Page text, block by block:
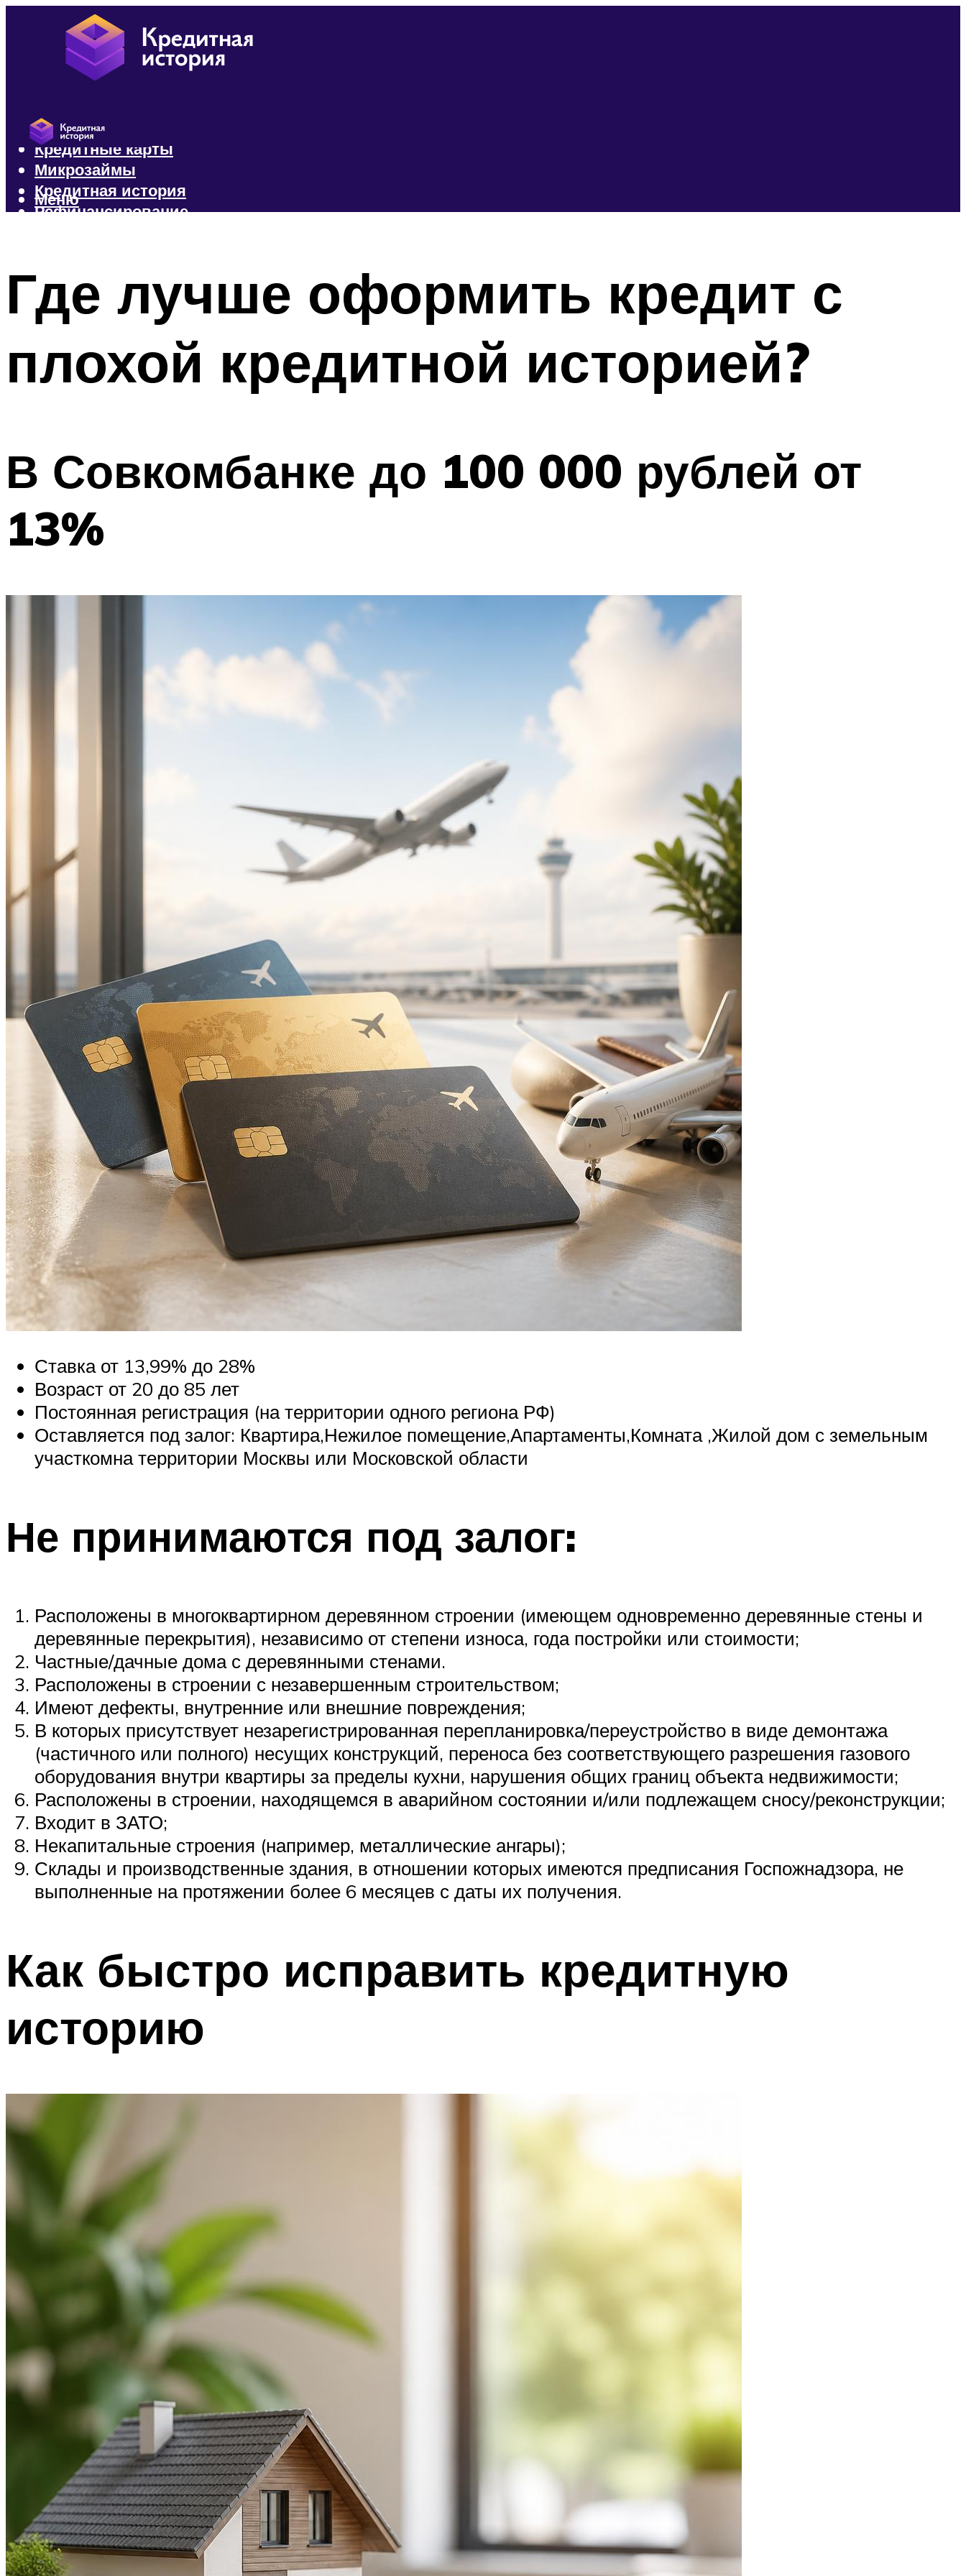
Кредиты
Кредитные карты
Микрозаймы
Кредитная история
Рефинансирование
Меню
Где лучше оформить кредит с
плохой кредитной историей?
В Совкомбанке до 100 000 рублей от
13%
Ставка от 13,99% до 28%
Возраст от 20 до 85 лет
Постоянная регистрация (на территории одного региона РФ)
Оставляется под залог: Квартира,Нежилое помещение,Апартаменты,Комната ,Жилой дом с земельным
участкомна территории Москвы или Московской области
Не принимаются под залог:
Расположены в многоквартирном деревянном строении (имеющем одновременно деревянные стены и
деревянные перекрытия), независимо от степени износа, года постройки или стоимости;
Частные/дачные дома с деревянными стенами.
Расположены в строении с незавершенным строительством;
Имеют дефекты, внутренние или внешние повреждения;
В которых присутствует незарегистрированная перепланировка/переустройство в виде демонтажа
(частичного или полного) несущих конструкций, переноса без соответствующего разрешения газового
оборудования внутри квартиры за пределы кухни, нарушения общих границ объекта недвижимости;
Расположены в строении, находящемся в аварийном состоянии и/или подлежащем сносу/реконструкции;
Входит в ЗАТО;
Некапитальные строения (например, металлические ангары);
Склады и производственные здания, в отношении которых имеются предписания Госпожнадзора, не
выполненные на протяжении более 6 месяцев с даты их получения.
Как быстро исправить кредитную
историю